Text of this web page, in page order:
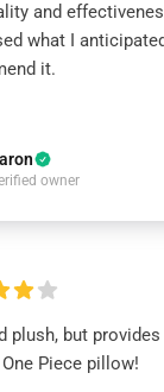
and
what I
it.
owner
plush, but
Piece pillow!